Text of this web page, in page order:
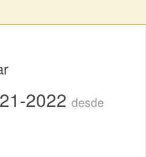
2022 desde